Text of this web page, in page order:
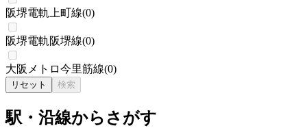
阪堺電軌上町線(0)
阪堺電軌阪堺線(0)
大阪メトロ今里筋線(0)
リセット 検索
駅・沿線からさがす